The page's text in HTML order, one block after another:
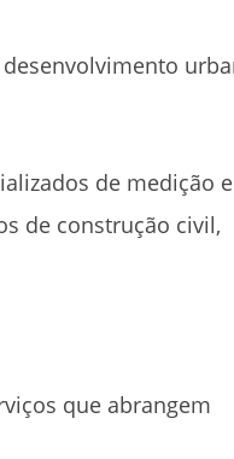
de medição e
de construção civil,
que abrangem